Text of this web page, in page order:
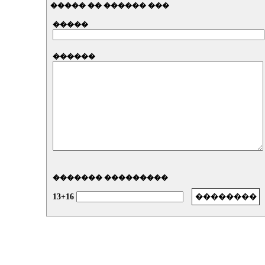
����� �� ������ ���
�����
������
������� ���������
13+16